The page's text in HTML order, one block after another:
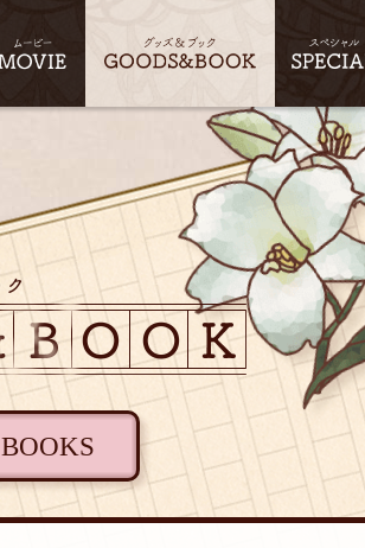
BOOKS